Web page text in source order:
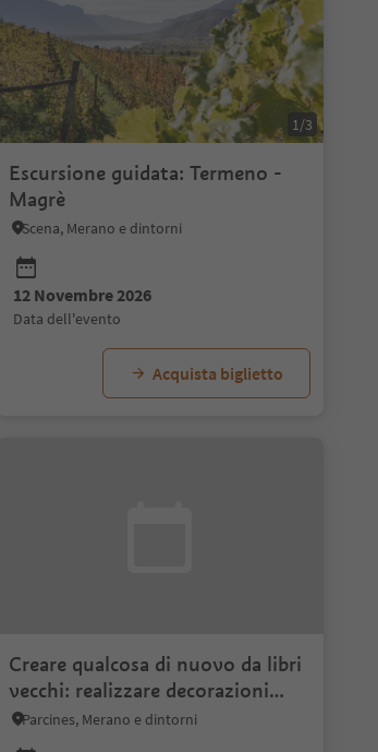
1/3
Escursione guidata: Termeno -
Magrè
Scena, Merano e dintorni
12 Novembre 2026
data dell'evento
Acquista biglietto
Creare qualcosa di nuovo da libri
vecchi: realizzare decorazioni
natalizie
Parcines, Merano e dintorni